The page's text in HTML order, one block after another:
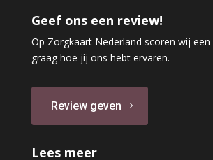
Geef ons een review!
Op Zorgkaart Nederland scoren wij een
graag hoe jij ons hebt ervaren.
Review geven
Lees meer